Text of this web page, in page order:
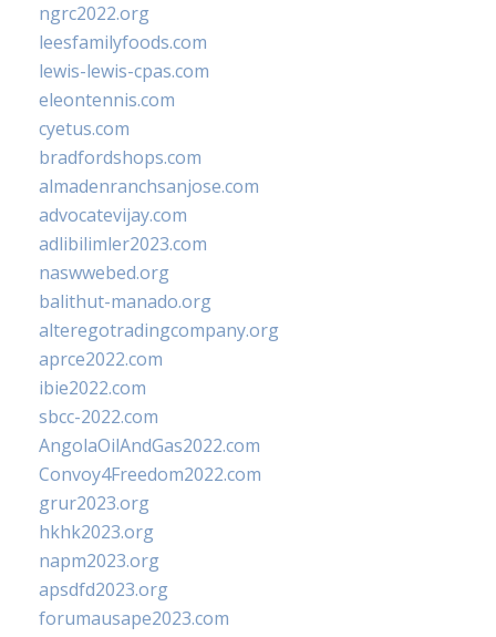
ngrc2022.org
leesfamilyfoods.com
lewis-lewis-cpas.com
eleontennis.com
cyetus.com
bradfordshops.com
almadenranchsanjose.com
advocatevijay.com
adlibilimler2023.com
naswwebed.org
balithut-manado.org
alteregotradingcompany.org
aprce2022.com
ibie2022.com
sbcc-2022.com
AngolaOilAndGas2022.com
Convoy4Freedom2022.com
grur2023.org
hkhk2023.org
napm2023.org
apsdfd2023.org
forumausape2023.com